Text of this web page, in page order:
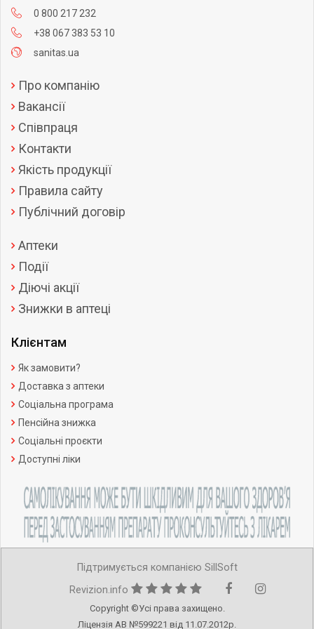
0 800 217 232
+38 067 383 53 10
sanitas.ua
Про компанію
Вакансії
Співпраця
Контакти
Якість продукції
Правила сайту
Публічний договір
Аптеки
Події
Діючі акції
Знижки в аптеці
Клієнтам
Як замовити?
Доставка з аптеки
Соціальна програма
Пенсійна знижка
Соціальні проєкти
Доступні ліки
Copyright ©Усі права захищено.
Ліцензія АВ №599221 від 11.07.2012р.
Підтримується компанією SillSoft
Revizion.info